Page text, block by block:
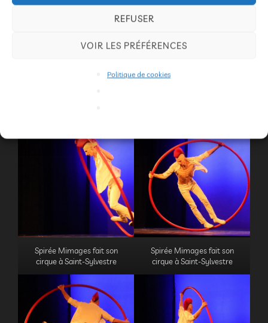
REFUSER
VOIR LES PRÉFÉRENCES
Politique de cookies
Spirée Mimages fait son
Spirée Mimages fait son
cirque à Saint-Sylvestre
Spirée Mimages fait son
cirque à Saint-Sylvestre